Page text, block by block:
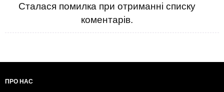
Сталася помилка при отриманні списку
коментарів.
ПРО НАС